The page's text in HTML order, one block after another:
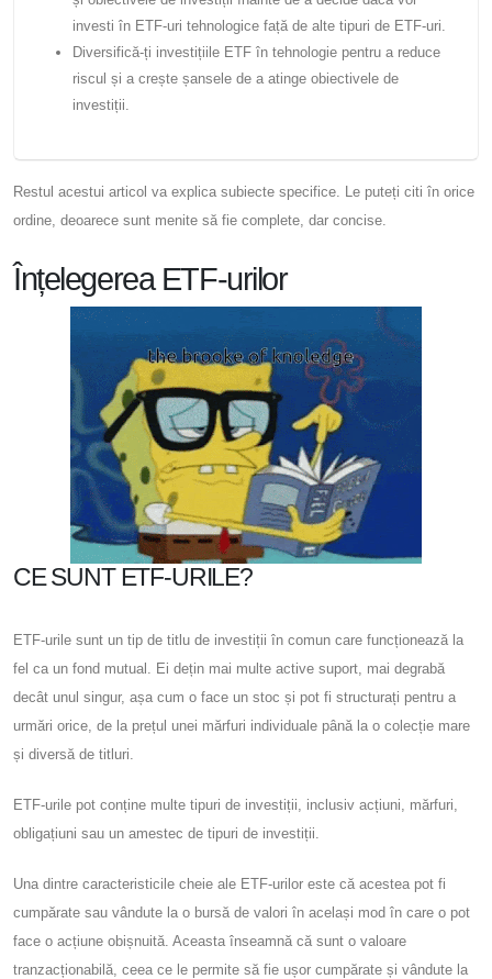
investi în ETF-uri tehnologice față de alte tipuri de ETF-uri.
Diversifică-ți investițiile ETF în tehnologie pentru a reduce
riscul și a crește șansele de a atinge obiectivele de
investiții.
Restul acestui articol va explica subiecte specifice. Le puteți citi în orice
ordine, deoarece sunt menite să fie complete, dar concise.
Înțelegerea ETF-urilor
CE SUNT ETF-URILE?
ETF-urile sunt un tip de titlu de investiții în comun care funcționează la
fel ca un fond mutual. Ei dețin mai multe active suport, mai degrabă
decât unul singur, așa cum o face un stoc și pot fi structurați pentru a
urmări orice, de la prețul unei mărfuri individuale până la o colecție mare
și diversă de titluri.
ETF-urile pot conține multe tipuri de investiții, inclusiv acțiuni, mărfuri,
obligațiuni sau un amestec de tipuri de investiții.
Una dintre caracteristicile cheie ale ETF-urilor este că acestea pot fi
cumpărate sau vândute la o bursă de valori în același mod în care o pot
face o acțiune obișnuită. Aceasta înseamnă că sunt o valoare
tranzacționabilă, ceea ce le permite să fie ușor cumpărate și vândute la